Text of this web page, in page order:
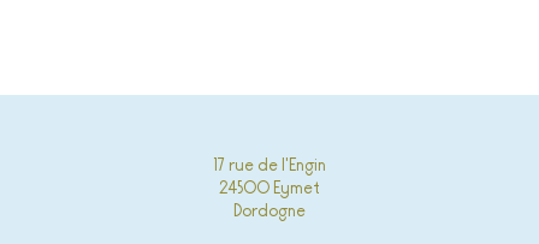
17 rue de l'Engin
24500 Eymet
Dordogne